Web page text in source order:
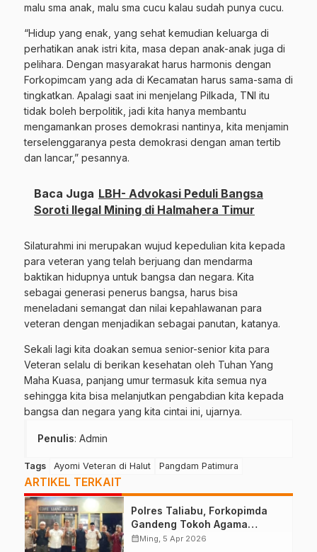
malu sma anak, malu sma cucu kalau sudah punya cucu.
“Hidup yang enak, yang sehat kemudian keluarga di
perhatikan anak istri kita, masa depan anak-anak juga di
pelihara. Dengan masyarakat harus harmonis dengan
Forkopimcam yang ada di Kecamatan harus sama-sama di
tingkatkan. Apalagi saat ini menjelang Pilkada, TNI itu
tidak boleh berpolitik, jadi kita hanya membantu
mengamankan proses demokrasi nantinya, kita menjamin
terselenggaranya pesta demokrasi dengan aman tertib
dan lancar,” pesannya.
Baca Juga LBH- Advokasi Peduli Bangsa
Soroti Ilegal Mining di Halmahera Timur
Silaturahmi ini merupakan wujud kepedulian kita kepada
para veteran yang telah berjuang dan mendarma
baktikan hidupnya untuk bangsa dan negara. Kita
sebagai generasi penerus bangsa, harus bisa
meneladani semangat dan nilai kepahlawanan para
veteran dengan menjadikan sebagai panutan, katanya.
Sekali lagi kita doakan semua senior-senior kita para
Veteran selalu di berikan kesehatan oleh Tuhan Yang
Maha Kuasa, panjang umur termasuk kita semua nya
sehingga kita bisa melanjutkan pengabdian kita kepada
bangsa dan negara yang kita cintai ini, ujarnya.
Penulis: Admin
Tags Ayomi Veteran di Halut Pangdam Patimura
ARTIKEL TERKAIT
Polres Taliabu, Forkopimda
Gandeng Tokoh Agama
Deklarasikan Damai
calendar_monthMing, 5 Apr 2026